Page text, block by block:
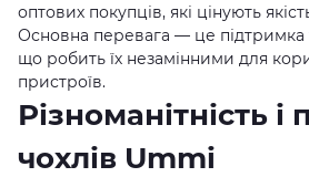
оптових покупців, які цінують
Основна перевага — це підтримка
що робить їх незамінними для
пристроїв.
Різноманітність і
чохлів Ummi